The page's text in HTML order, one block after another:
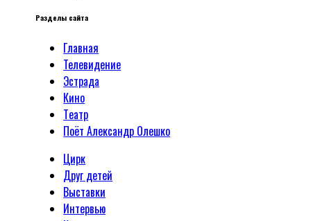
Разделы сайта
Главная
Телевидение
Эстрада
Кино
Tеатр
Поёт Александр Олешко
Цирк
Друг детей
Выставки
Интервью